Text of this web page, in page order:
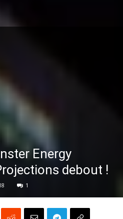
Energy
debout !
1